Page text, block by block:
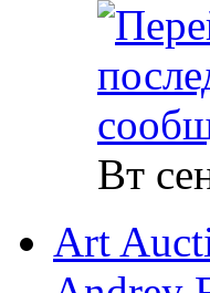
Вт
Art